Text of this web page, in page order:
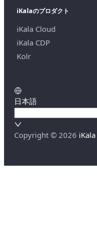
iKalaのプロダクト
iKala Cloud
iKala CDP
Kolr
日本語
Copyright © 2026 iKala